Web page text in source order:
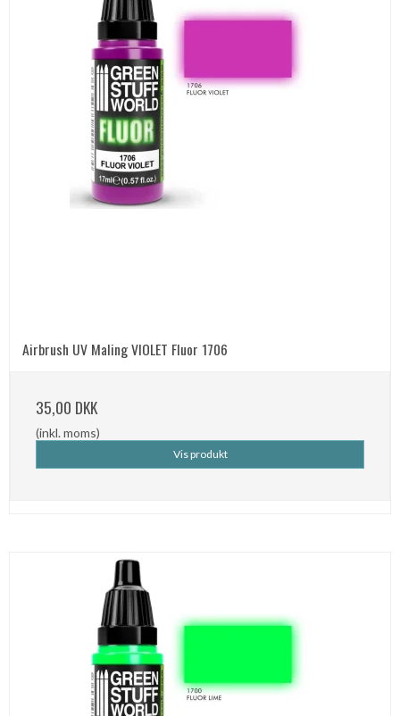
Airbrush UV Maling VIOLET Fluor 1706
35,00 DKK
(inkl. moms)
Vis produkt